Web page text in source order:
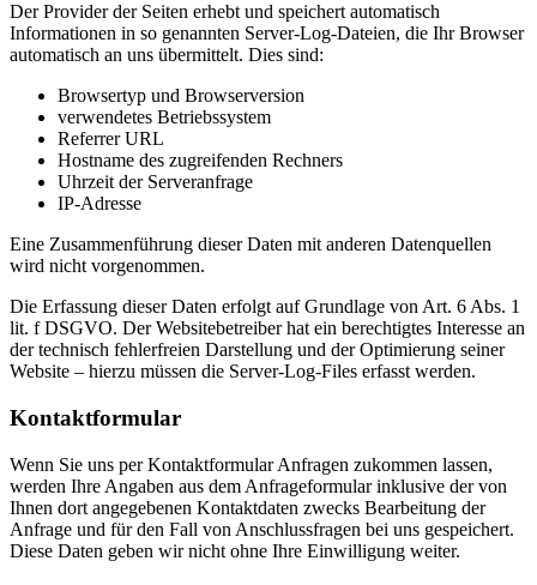
Der Provider der Seiten erhebt und speichert automatisch
Informationen in so genannten Server-Log-Dateien, die Ihr Browser
automatisch an uns übermittelt. Dies sind:
Browsertyp und Browserversion
verwendetes Betriebssystem
Referrer URL
Hostname des zugreifenden Rechners
Uhrzeit der Serveranfrage
IP-Adresse
Eine Zusammenführung dieser Daten mit anderen Datenquellen
wird nicht vorgenommen.
Die Erfassung dieser Daten erfolgt auf Grundlage von Art. 6 Abs. 1
lit. f DSGVO. Der Websitebetreiber hat ein berechtigtes Interesse an
der technisch fehlerfreien Darstellung und der Optimierung seiner
Website – hierzu müssen die Server-Log-Files erfasst werden.
Kontaktformular
Wenn Sie uns per Kontaktformular Anfragen zukommen lassen,
werden Ihre Angaben aus dem Anfrageformular inklusive der von
Ihnen dort angegebenen Kontaktdaten zwecks Bearbeitung der
Anfrage und für den Fall von Anschlussfragen bei uns gespeichert.
Diese Daten geben wir nicht ohne Ihre Einwilligung weiter.